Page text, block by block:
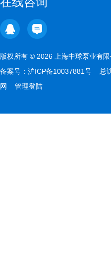
版权所有 © 2026 上海中球泵业有
备案号： 沪ICP备10037881号 总
网
管理登陆